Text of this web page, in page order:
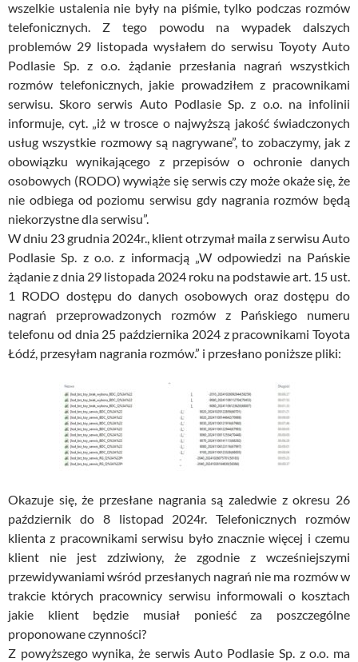
wszelkie ustalenia nie były na piśmie, tylko podczas rozmów
telefonicznych. Z tego powodu na wypadek dalszych
problemów 29 listopada wysłałem do serwisu Toyoty Auto
Podlasie Sp. z o.o. żądanie przesłania nagrań wszystkich
rozmów telefonicznych, jakie prowadziłem z pracownikami
serwisu. Skoro serwis Auto Podlasie Sp. z o.o. na infolinii
informuje, cyt. „iż w trosce o najwyższą jakość świadczonych
usług wszystkie rozmowy są nagrywane”, to zobaczymy, jak z
obowiązku wynikającego z przepisów o ochronie danych
osobowych (RODO) wywiąże się serwis czy może okaże się, że
nie odbiega od poziomu serwisu gdy nagrania rozmów będą
niekorzystne dla serwisu”.
W dniu 23 grudnia 2024r., klient otrzymał maila z serwisu Auto
Podlasie Sp. z o.o. z informacją „W odpowiedzi na Pańskie
żądanie z dnia 29 listopada 2024 roku na podstawie art. 15 ust.
1 RODO dostępu do danych osobowych oraz dostępu do
nagrań przeprowadzonych rozmów z Pańskiego numeru
telefonu od dnia 25 października 2024 z pracownikami Toyota
Łódź, przesyłam nagrania rozmów.” i przesłano poniższe pliki:
Okazuje się, że przesłane nagrania są zaledwie z okresu 26
październik do 8 listopad 2024r. Telefonicznych rozmów
klienta z pracownikami serwisu było znacznie więcej i czemu
klient nie jest zdziwiony, że zgodnie z wcześniejszymi
przewidywaniami wśród przesłanych nagrań nie ma rozmów w
trakcie których pracownicy serwisu informowali o kosztach
jakie klient będzie musiał ponieść za poszczególne
proponowane czynności?
Z powyższego wynika, że serwis Auto Podlasie Sp. z o.o. ma